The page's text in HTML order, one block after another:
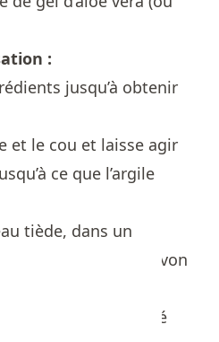
:
jusqu’à obtenir
et le cou et laisse agir
ce que l’argile
tiède, dans un
Nettoyer avec le savon
lotion tonique.
antioxydants du café